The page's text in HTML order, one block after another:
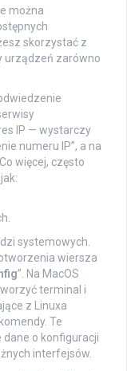
można
skorzystać z
urządzeń zarówno
IP — wystarczy
numeru IP”, a na
więcej, często
systemowych.
wiersza
”. Na MacOS
terminal i
z Linuxa
Te
o konfiguracji
interfejsów.